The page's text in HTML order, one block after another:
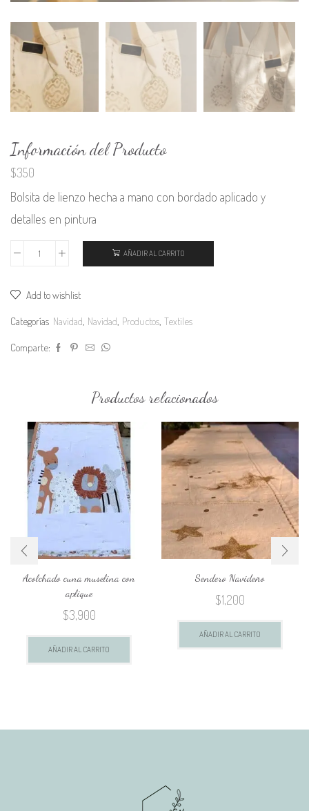
Información del Producto
$350
Bolsita de lienzo hecha a mano con bordado aplicado y
detalles en pintura
lienzo
navideña
25x30
AÑADIR AL CARRITO
Add to wishlist
Categorías Navidad, Navidad, Productos, Textiles
Comparte:
Productos relacionados
Acolchado cuna muselina con
aplique
$3,900
AÑADIR AL CARRITO
Sendero Navideño
$1,200
AÑADIR AL CARRITO